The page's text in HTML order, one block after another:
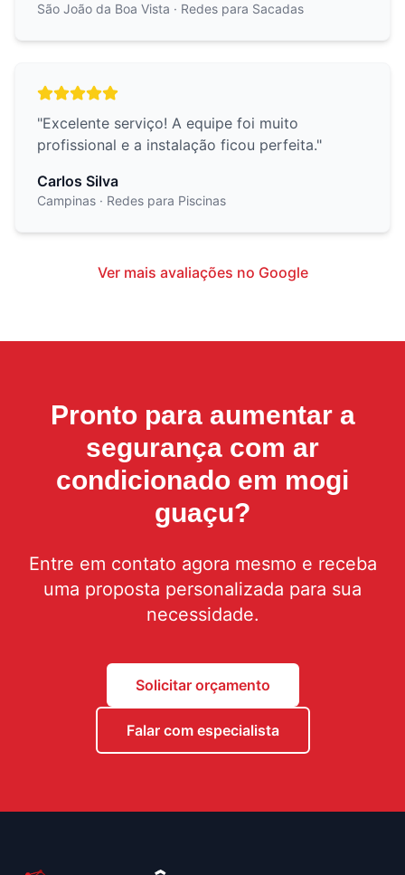
São João da Boa Vista · Redes para Sacadas
"Excelente serviço! A equipe foi muito
profissional e a instalação ficou perfeita."
Carlos Silva
Campinas · Redes para Piscinas
Ver mais avaliações no Google
Pronto para aumentar a
segurança com ar
condicionado em mogi
guaçu?
Entre em contato agora mesmo e receba
uma proposta personalizada para sua
necessidade.
Solicitar orçamento
Falar com especialista